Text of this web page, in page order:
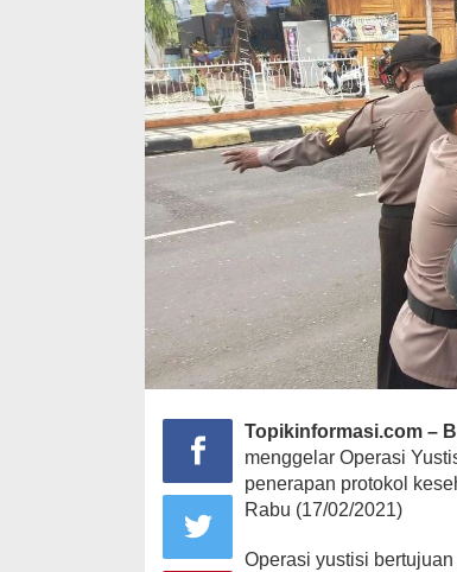
Topikinformasi.com –
menggelar Operasi
penerapan protokol
Rabu (17/02/2021)
Operasi yustisi